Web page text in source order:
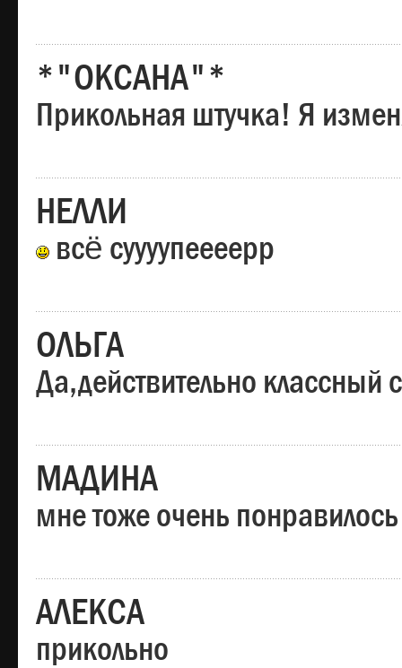
*"ОКСАНА"*
Прикольная штучка! Я
НЕЛЛИ
всё суууупеееерр
ОЛЬГА
Да,действительно классный
МАДИНА
мне тоже очень
АЛЕКСА
прикольно